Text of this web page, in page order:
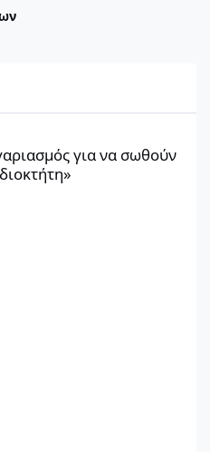
για να σωθούν